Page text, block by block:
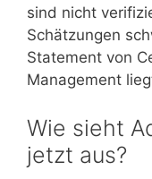
sind nicht
Schätzungen
Statement von
Management
Wie sieht
jetzt aus?